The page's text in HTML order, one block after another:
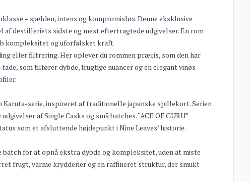
– sjælden, intens og kompromisløs. Denne eksklusive
af destilleriets sidste og mest eftertragtede udgivelser. En rom
kompleksitet og uforfalsket kraft.
eller filtrering. Her oplever du rommen præcis, som den har
som tilfører dybde, frugtige nuancer og en elegant vinøs
Karuta-serie, inspireret af traditionelle japanske spillekort. Serien
af Single Casks og små batches. “ACE OF GURU”
som et afsluttende højdepunkt i Nine Leaves’ historie.
for at opnå ekstra dybde og kompleksitet, uden at miste
frugt, varme krydderier og en raffineret struktur, der smukt